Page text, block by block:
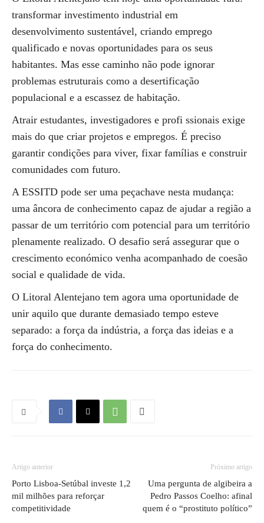
transformar investimento industrial em
desenvolvimento sustentável, criando emprego
qualificado e novas oportunidades para os seus
habitantes. Mas esse caminho não pode ignorar
problemas estruturais como a desertificação
populacional e a escassez de habitação.
Atrair estudantes, investigadores e profi ssionais exige
mais do que criar projetos e empregos. É preciso
garantir condições para viver, fixar famílias e construir
comunidades com futuro.
A ESSITD pode ser uma peçachave nesta mudança:
uma âncora de conhecimento capaz de ajudar a região a
passar de um território com potencial para um território
plenamente realizado. O desafio será assegurar que o
crescimento económico venha acompanhado de coesão
social e qualidade de vida.
O Litoral Alentejano tem agora uma oportunidade de
unir aquilo que durante demasiado tempo esteve
separado: a força da indústria, a força das ideias e a
força do conhecimento.
Artigo anterior
Porto Lisboa-Setúbal investe 1,2
mil milhões para reforçar
competitividade
Próximo artigo
Uma pergunta de algibeira a
Pedro Passos Coelho: afinal
quem é o “prostituto político”